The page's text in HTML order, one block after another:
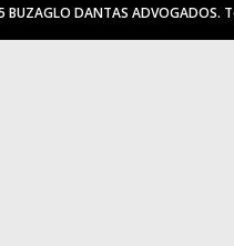
BUZAGLO DANTAS